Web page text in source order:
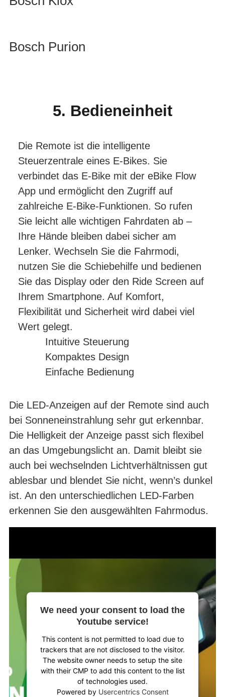
Bosch Purion
5. Bedieneinheit
Die Remote ist die intelligente
Steuerzentrale eines E-Bikes. Sie
verbindet das E-Bike mit der eBike Flow
App und ermöglicht den Zugriff auf
zahlreiche E-Bike-Funktionen. So rufen
Sie leicht alle wichtigen Fahrdaten ab –
Ihre Hände bleiben dabei sicher am
Lenker. Wechseln Sie die Fahrmodi,
nutzen Sie die Schiebehilfe und bedienen
Sie das Display oder den Ride Screen auf
Ihrem Smartphone. Auf Komfort,
Flexibilität und Sicherheit wird dabei viel
Wert gelegt.
Intuitive Steuerung
Kompaktes Design
Einfache Bedienung
Die LED-Anzeigen auf der Remote sind auch
bei Sonnen­einstrahlung sehr gut erkennbar.
Die Helligkeit der Anzeige passt sich flexibel
an das Um­gebungslicht an. Damit bleibt sie
auch bei wechselnden Licht­verhältnissen gut
ablesbar und blendet Sie nicht, wenn’s dunkel
ist. An den unterschiedlichen LED-Farben
erkennen Sie den ausgewählten Fahrmodus.
We need your consent to load the
Youtube service!
This content is not permitted to load due to
trackers that are not disclosed to the visitor.
The website owner needs to setup the site
with their CMP to add this content to the list
of technologies used.
Powered by Usercentrics Consent